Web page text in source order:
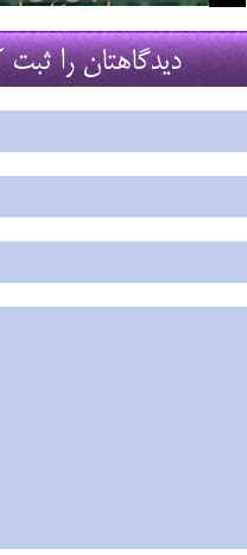
29 اسفند 03
دیدگاهتان را ثبت